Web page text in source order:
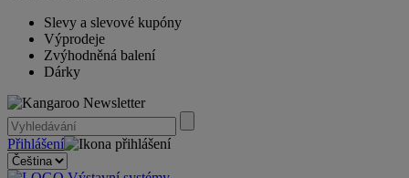
Slevy a slevové kupóny
Výprodeje
Zvýhodněná balení
Dárky
Přihlášení